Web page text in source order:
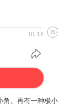
01:16
角。再有一种极小